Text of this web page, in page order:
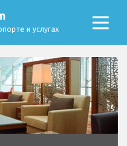
и услугах